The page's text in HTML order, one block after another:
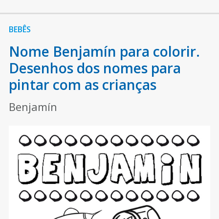
BEBÊS
Nome Benjamín para colorir.
Desenhos dos nomes para
pintar com as crianças
Benjamín